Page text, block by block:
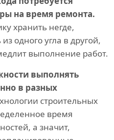
на время ремонта.
хранить негде,
одного угла в другой,
выполнение работ.
выполнять
в разных
строительных
время
а значит,